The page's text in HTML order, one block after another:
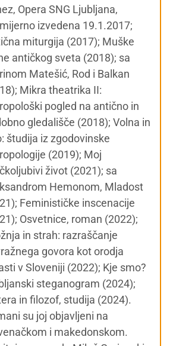
Opera SNG Ljubljana,
izvedena 19.1.2017;
miturgija (2017); Muške
antičkog sveta (2018); sa
Matešić, Rod i Balkan
Mikra theatrika II:
pogled na antično in
gledališče (2018); Volna in
študija iz zgodovinske
(2019); Moj
život (2021); sa
Hemonom, Mladost
Feminističke inscenacije
Osvetnice, roman (2022);
in strah: razraščanje
govora kot orodja
v Sloveniji (2022); Kje smo?
steganogram (2024);
in filozof, studija (2024).
su joj objavljeni na
i makedonskom.